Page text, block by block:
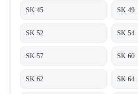
SK 45 SK 49
SK 52 SK 54
SK 57 SK 60
SK 62 SK 64